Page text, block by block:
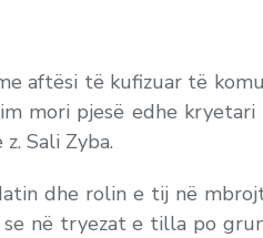
aftësi të kufizuar të
mori pjesë edhe kryetari
Sali Zyba.
dhe rolin e tij në
në tryezat e tilla po